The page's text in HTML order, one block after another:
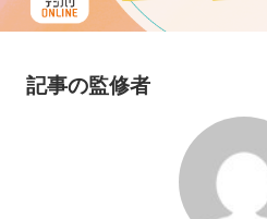
記事の監修者